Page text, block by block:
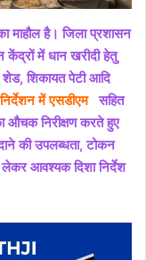
माहौल है। जिला प्रशासन
केंद्रों में धान खरीदी हेतु
शेड, शिकायत पेटी आदि
में एसडीएम सहित
औचक निरीक्षण करते हुए
की उपलब्धता, टोकन
आवश्यक दिशा निर्देश